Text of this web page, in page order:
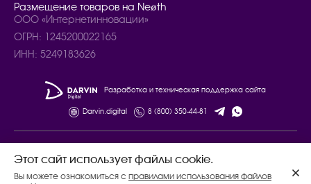
Этот сайт использует файлы cookie.
Вы можете ознакомиться с правилами использования файлов
Размещение товаров на Neøth
ООО «Интернетинновации»
ОГРН: 1245200022165
ИНН: 5249183626
Разработка и техническая поддержка сайта
Darvin.digital 8 (800) 350-44-81
Договор купли - продажи товаров
Политика конфиденциальности